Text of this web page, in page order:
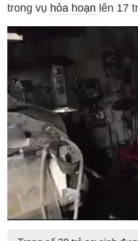
trong vụ hỏa hoạn lên 17